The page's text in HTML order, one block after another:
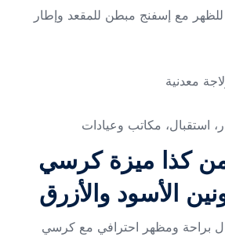
مع إسفنج مبطن للمقعد وإطار
معدنية
استقبال، مكاتب وعيادات
كذا ميزة كرسي
الأسود والأزرق
براحة ومظهر احترافي مع كرسي